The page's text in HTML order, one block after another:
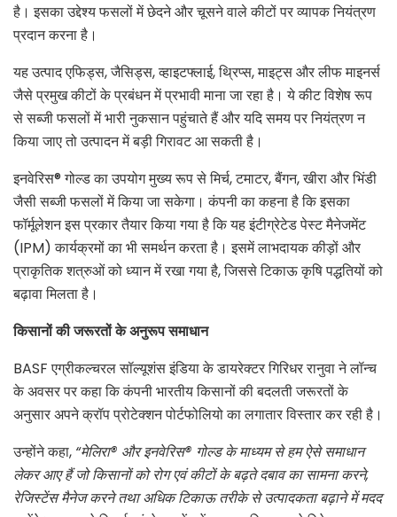
है। इसका उद्देश्य फसलों में छेदने और चूसने वाले कीटों पर व्यापक नियंत्रण
प्रदान करना है।
यह उत्पाद एफिड्स, जैसिड्स, व्हाइटफ्लाई, थ्रिप्स, माइट्स और लीफ माइनर्स
जैसे प्रमुख कीटों के प्रबंधन में प्रभावी माना जा रहा है। ये कीट विशेष रूप
से सब्जी फसलों में भारी नुकसान पहुंचाते हैं और यदि समय पर नियंत्रण न
किया जाए तो उत्पादन में बड़ी गिरावट आ सकती है।
इनवेरिस® गोल्ड का उपयोग मुख्य रूप से मिर्च, टमाटर, बैंगन, खीरा और भिंडी
जैसी सब्जी फसलों में किया जा सकेगा। कंपनी का कहना है कि इसका
फॉर्मूलेशन इस प्रकार तैयार किया गया है कि यह इंटीग्रेटेड पेस्ट मैनेजमेंट
(IPM) कार्यक्रमों का भी समर्थन करता है। इसमें लाभदायक कीड़ों और
प्राकृतिक शत्रुओं को ध्यान में रखा गया है, जिससे टिकाऊ कृषि पद्धतियों को
बढ़ावा मिलता है।
किसानोंकीजरूरतोंकेअनुरूपसमाधान
BASF एग्रीकल्चरल सॉल्यूशंस इंडिया के डायरेक्टर गिरिधर रानुवा ने लॉन्च
के अवसर पर कहा कि कंपनी भारतीय किसानों की बदलती जरूरतों के
अनुसार अपने क्रॉप प्रोटेक्शन पोर्टफोलियो का लगातार विस्तार कर रही है।
उन्होंने कहा, “मेलिरा® और इनवेरिस® गोल्ड के माध्यम से हम ऐसे समाधान
लेकर आए हैं जो किसानों को रोग एवं कीटों के बढ़ते दबाव का सामना करने,
रेजिस्टेंस मैनेज करने तथा अधिक टिकाऊ तरीके से उत्पादकता बढ़ाने में मदद